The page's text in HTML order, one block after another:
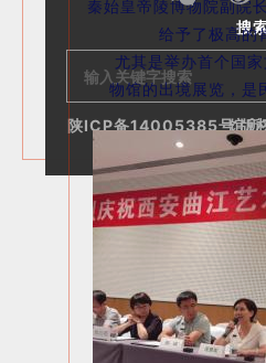
秦始皇帝陵博物院副院
给予了极高的
尤其是举办首个国家
物馆的出境展览，是
搜
陕ICP备14005385号 版权所有西安曲